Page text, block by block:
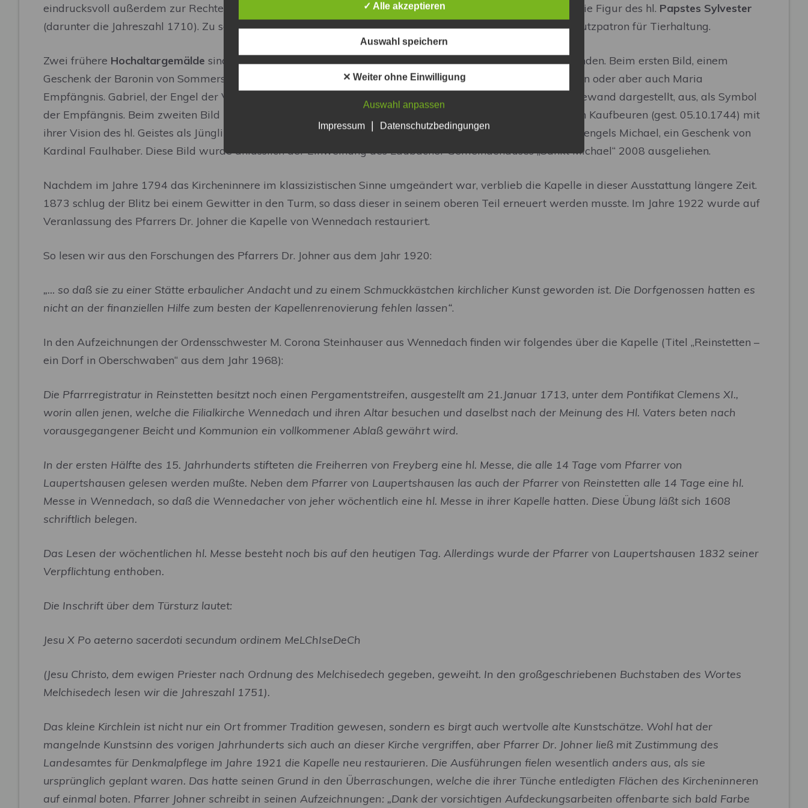
eindrucksvoll außerdem zur Rechten den
(Ecce Homo). Vom gleichen Künstler stammt auch die Figur des hl. Papstes Sylvester
(darunter die Jahreszahl 1710). Zu seinen Füßen sieht man einige Haustiere abgebildet, gilt er doch als Schutzpatron für Tierhaltung.
Zwei frühere Hochaltargemälde sind rechts über der Türe und links neben der Kanzel im Kirchenschiff zu finden. Beim ersten Bild, einem
Geschenk der Baronin von Sommershausen, ist die Deutung ungenau. Es könnte Maria Magdalena darstellen oder aber auch Maria
Empfängnis. Gabriel, der Engel der Verkündigung, gießt einen Krug über Maria, üblicherweise im blauen Gewand dargestellt, aus, als Symbol
der Empfängnis. Beim zweiten Bild handelt es sich um ein
„der frommen Mutter Creszentia“ von Kaufbeuren (gest. 05.10.1744) mit
ihrer Vision des hl. Geistes als Jüngling. Links neben der Kanzel hing ein drittes Bild, eine Darstellung des Erzengels Michael, ein Geschenk von
Kardinal Faulhaber. Diese Bild wurde anlässlich der Einweihung des Laubacher Gemeindehauses „Sankt Michael“ 2008 ausgeliehen.
Nachdem im Jahre 1794 das Kircheninnere im klassizistischen Sinne umgeändert war, verblieb die Kapelle in dieser Ausstattung längere Zeit.
1873 schlug der Blitz bei einem Gewitter in den Turm, so dass dieser in seinem oberen Teil erneuert werden musste. Im Jahre 1922 wurde auf
Veranlassung des Pfarrers Dr. Johner die Kapelle von Wennedach restauriert.
So lesen wir aus den Forschungen des Pfarrers Dr. Johner aus dem Jahr 1920:
„… so daß sie zu einer Stätte erbaulicher Andacht und zu einem Schmuckkästchen kirchlicher Kunst geworden ist. Die Dorfgenossen hatten es
nicht an der finanziellen Hilfe zum besten der Kapellenrenovierung fehlen lassen“.
In den Aufzeichnungen der Ordensschwester M. Corona Steinhauser aus Wennedach finden wir folgendes über die Kapelle (Titel „Reinstetten –
ein Dorf in Oberschwaben“ aus dem Jahr 1968):
Die Pfarrregistratur in Reinstetten besitzt noch einen Pergamentstreifen, ausgestellt am 21.Januar 1713, unter dem Pontifikat Clemens XI.,
worin allen jenen, welche die Filialkirche Wennedach und ihren Altar besuchen und daselbst nach der Meinung des Hl. Vaters beten nach
vorausgegangener Beicht und Kommunion ein vollkommener Ablaß gewährt wird.
In der ersten Hälfte des 15. Jahrhunderts stifteten die Freiherren von Freyberg eine hl. Messe, die alle 14 Tage vom Pfarrer von
Laupertshausen gelesen werden mußte. Neben dem Pfarrer von Laupertshausen las auch der Pfarrer von Reinstetten alle 14 Tage eine hl.
Messe in Wennedach, so daß die Wennedacher von jeher wöchentlich eine hl. Messe in ihrer Kapelle hatten. Diese Übung läßt sich 1608
schriftlich belegen.
Das Lesen der wöchentlichen hl. Messe besteht noch bis auf den heutigen Tag. Allerdings wurde der Pfarrer von Laupertshausen 1832 seiner
Verpflichtung enthoben.
Die Inschrift über dem Türsturz lautet:
Jesu X Po aeterno sacerdoti secundum ordinem MeLChIseDeCh
(Jesu Christo, dem ewigen Priester nach Ordnung des Melchisedech gegeben, geweiht. In den großgeschriebenen Buchstaben des Wortes
Melchisedech lesen wir die Jahreszahl 1751).
Das kleine Kirchlein ist nicht nur ein Ort frommer Tradition gewesen, sondern es birgt auch wertvolle alte Kunstschätze. Wohl hat der
mangelnde Kunstsinn des vorigen Jahrhunderts sich auch an dieser Kirche vergriffen, aber Pfarrer Dr. Johner ließ mit Zustimmung des
Landesamtes für Denkmalpflege im Jahre 1921 die Kapelle neu restaurieren. Die Ausführungen fielen wesentlich anders aus, als sie
ursprünglich geplant waren. Das hatte seinen Grund in den Überraschungen, welche die ihrer Tünche entledigten Flächen des Kircheninneren
auf einmal boten. Pfarrer Johner schreibt in seinen Aufzeichnungen: „Dank der vorsichtigen Aufdeckungsarbeiten offenbarte sich bald Farbe
✓ Alle akzeptieren
Auswahl speichern
✕ Weiter ohne Einwilligung
Auswahl anpassen
Impressum | Datenschutzbedingungen